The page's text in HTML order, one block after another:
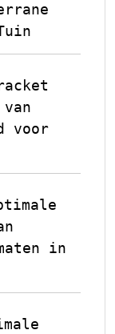
voor
in